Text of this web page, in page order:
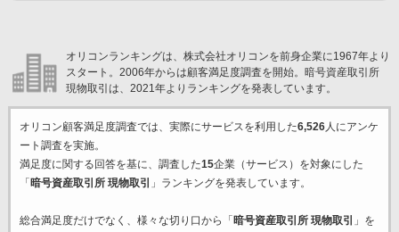
オリコンランキングは、株式会社オリコンを前身企業に1967年より
スタート。2006年からは顧客満足度調査を開始。暗号資産取引所
現物取引は、2021年よりランキングを発表しています。
オリコン顧客満足度調査では、実際にサービスを利用した6,526人にアンケ
ート調査を実施。
満足度に関する回答を基に、調査した15企業（サービス）を対象にした
「 暗号資産取引所 現物取引 」ランキングを発表しています。
総合満足度だけでなく、様々な切り口から「 暗号資産取引所 現物取引
」を